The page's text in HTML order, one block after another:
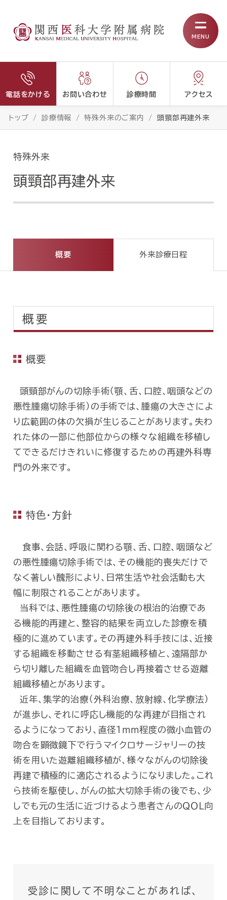
MENU
電話をかける お問い合わせ 診療時間 アクセス
トップ 診療情報 特殊外来のご案内 頭頸部再建外来
特殊外来
頭頸部再建外来
概要 外来診療日程
概要
概要
頭頸部がんの切除手術（顎、舌、口腔、咽頭などの
悪性腫瘍切除手術）の手術では、腫瘍の大きさによ
り広範囲の体の欠損が生じることがあります。失わ
れた体の一部に他部位からの様々な組織を移植し
てできるだけきれいに修復するための再建外科専
門の外来です。
特色・方針
食事、会話、呼吸に関わる顎、舌、口腔、咽頭など
の悪性腫瘍切除手術では、その機能的喪失だけで
なく著しい醜形により、日常生活や社会活動も大
幅に制限されることがあります。
当科では、悪性腫瘍の切除後の根治的治療であ
る機能的再建と、整容的結果を両立した診療を積
極的に進めています。その再建外科手技には、近接
する組織を移動させる有茎組織移植と、遠隔部か
ら切り離した組織を血管吻合し再接着させる遊離
組織移植とがあります。
近年、集学的治療（外科治療、放射線、化学療法）
が進歩し、それに呼応し機能的な再建が目指され
るようになっており、直径1ｍｍ程度の微小血管の
吻合を顕微鏡下で行うマイクロサージャリーの技
術を用いた遊離組織移植が、様々ながんの切除後
再建で積極的に適応されるようになりました。これ
ら技術を駆使し、がんの拡大切除手術の後でも、少
しでも元の生活に近づけるよう患者さんのＱＯＬ向
上を目指しております。
受診に関して不明なことがあれば、